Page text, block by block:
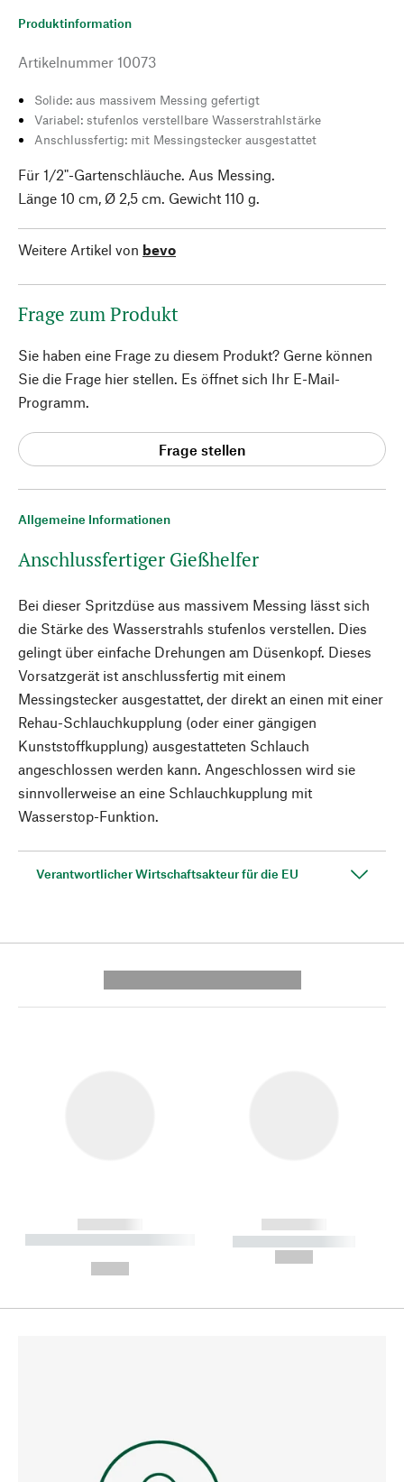
Allgemeine Informationen
Anschlussfertiger Gießhelfer
Bei dieser Spritzdüse aus massivem Messing lässt sich
die Stärke des Wasserstrahls stufenlos verstellen. Dies
gelingt über einfache Drehungen am Düsenkopf. Dieses
Vorsatzgerät ist anschlussfertig mit einem
Messingstecker ausgestattet, der direkt an einen mit einer
Rehau-Schlauchkupplung (oder einer gängigen
Kunststoffkupplung) ausgestatteten Schlauch
angeschlossen werden kann. Angeschlossen wird sie
sinnvollerweise an eine Schlauchkupplung mit
Wasserstop-Funktion.
Verantwortlicher Wirtschaftsakteur für die EU
Produktinformation
Artikelnummer 10073
Solide: aus massivem Messing gefertigt
Variabel: stufenlos verstellbare Wasserstrahlstärke
Anschlussfertig: mit Messingstecker ausgestattet
Für 1/2"-Gartenschläuche. Aus Messing.
Länge 10 cm, Ø 2,5 cm. Gewicht 110 g.
Weitere Artikel von bevo
Frage zum Produkt
Sie haben eine Frage zu diesem Produkt? Gerne können
Sie die Frage hier stellen. Es öffnet sich Ihr E-Mail-
Programm.
Frage stellen
------------
----------- ----------- --------
------------
----------- -----------